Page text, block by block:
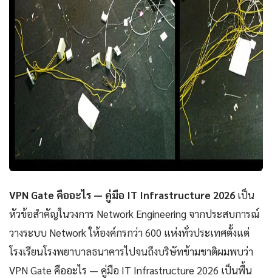
VPN Gate คืออะไร — คู่มือ IT Infrastructure 2026 เป็น
หัวข้อสำคัญในวงการ Network Engineering จากประสบการณ์
วางระบบ Network ให้องค์กรกว่า 600 แห่งทั่วประเทศตั้งแต่
โรงเรียนโรงพยาบาลธนาคารไปจนถึงบริษัทข้ามชาติผมพบว่า
VPN Gate คืออะไร — คู่มือ IT Infrastructure 2026 เป็นพื้น